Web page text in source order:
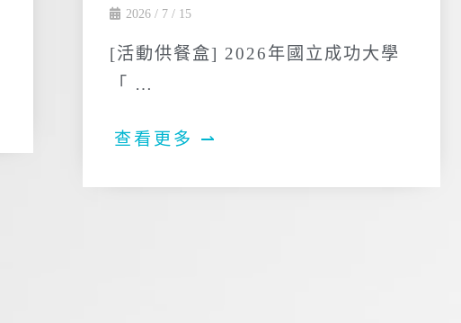
2026 / 7 / 15
[活動供餐盒] 2026年國立成功大學
「 …
查看更多 ⇀